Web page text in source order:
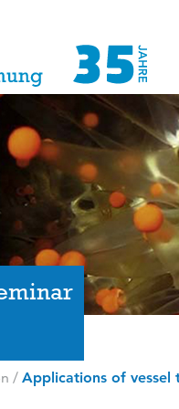
/ Applications of vessel